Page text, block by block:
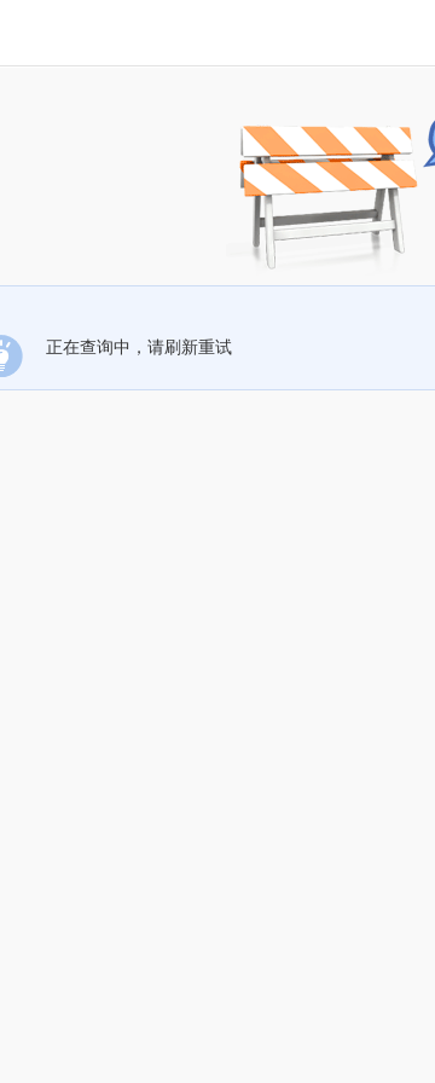
正在查询中，请刷新重试